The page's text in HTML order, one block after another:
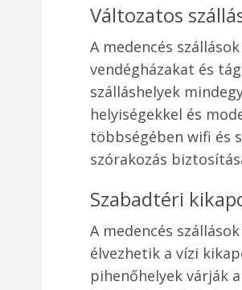
Változatos
A medencés
vendégházakat és
szálláshelyek
helyiségekkel és
többségében wifi és
szórakozás
Szabadtéri
A medencés
élvezhetik a vízi
pihenőhelyek várják